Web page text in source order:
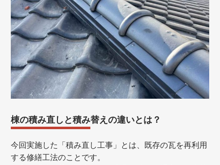
棟の積み直しと積み替えの違いとは？
今回実施した「積み直し工事」とは、既存の瓦を再利用
する修繕工法のことです。